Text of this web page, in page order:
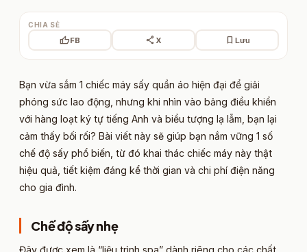
CHIA SẺ
thumb_upFB share X bookmark Lưu
Bạn vừa sắm 1 chiếc máy sấy quần áo hiện đại để giải
phóng sức lao động, nhưng khi nhìn vào bảng điều khiển
với hàng loạt ký tự tiếng Anh và biểu tượng lạ lẫm, bạn lại
cảm thấy bối rối? Bài viết này sẽ giúp bạn nắm vững 1 số
chế độ sấy phổ biến, từ đó khai thác chiếc máy này thật
hiệu quả, tiết kiệm đáng kể thời gian và chi phí điện năng
cho gia đình.
Chế độ sấy nhẹ​
Đây được xem là “liệu trình spa” dành riêng cho các chất